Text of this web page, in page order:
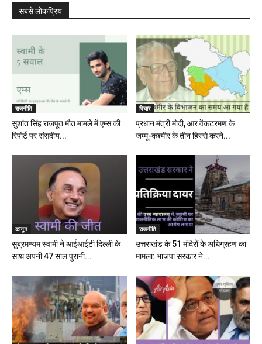
सबसे लोकप्रिय
राजनीति
सुशांत सिंह राजपूत मौत मामले में एम्स की
रिपोर्ट पर संसदीय...
विचार
प्रधान मंत्री मोदी, आर वेंकटरमण के
जम्मू-कश्मीर के तीन हिस्से करने...
कानून
सुब्रमण्यम स्वामी ने आईआईटी दिल्ली के
साथ अपनी 47 साल पुरानी...
राजनीति
उत्तराखंड के 51 मंदिरों के अधिग्रहण का
मामला: भाजपा सरकार ने...